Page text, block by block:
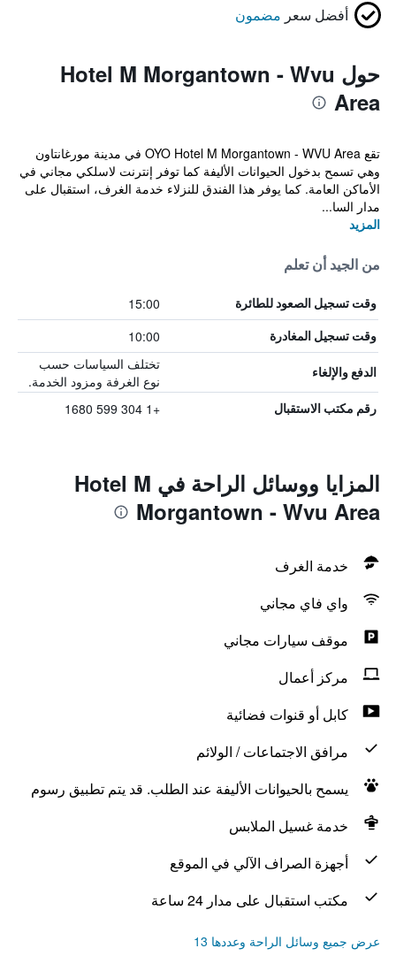
أفضل سعر مضمون
حول Hotel M Morgantown - Wvu
Area
تقع OYO Hotel M Morgantown - WVU Area في مدينة مورغانتاون
وهي تسمح بدخول الحيوانات الأليفة كما توفر إنترنت لاسلكي مجاني في
الأماكن العامة. كما يوفر هذا الفندق للنزلاء خدمة الغرف، استقبال على
مدار السا...
المزيد
من الجيد أن تعلم
وقت تسجيل الصعود للطائرة 15:00
وقت تسجيل المغادرة 10:00
الدفع والإلغاء
تختلف السياسات حسب
نوع الغرفة ومزود الخدمة.
رقم مكتب الاستقبال +1 304 599 1680
المزايا ووسائل الراحة في Hotel M
Morgantown - Wvu Area
خدمة الغرف
واي فاي مجاني
موقف سيارات مجاني
مركز أعمال
كابل أو قنوات فضائية
مرافق الاجتماعات / الولائم
يسمح بالحيوانات الأليفة عند الطلب. قد يتم تطبيق رسوم
خدمة غسيل الملابس
أجهزة الصراف الآلي في الموقع
مكتب استقبال على مدار 24 ساعة
عرض جميع وسائل الراحة وعددها 13